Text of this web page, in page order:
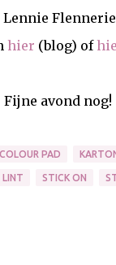
Lennie
hier (blog) of
Fijne avond nog!
COLOUR PAD
LINT STICK ON